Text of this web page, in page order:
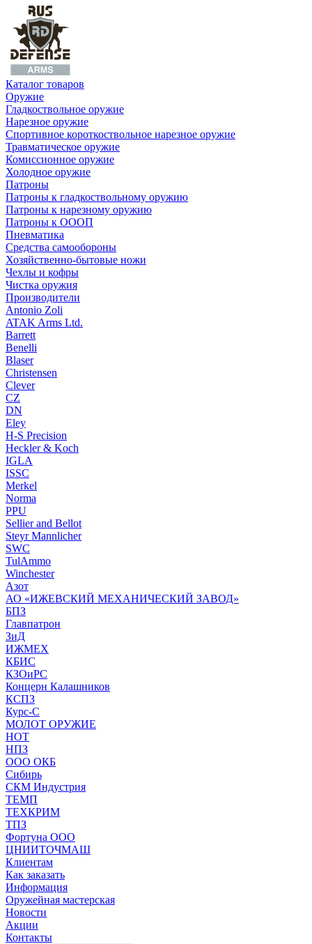
Каталог товаров
Оружие
Гладкоствольное оружие
Нарезное оружие
Спортивное короткоствольное нарезное оружие
Травматическое оружие
Комиссионное оружие
Холодное оружие
Патроны
Патроны к гладкоствольному оружию
Патроны к нарезному оружию
Патроны к ОООП
Пневматика
Средства самообороны
Хозяйственно-бытовые ножи
Чехлы и кофры
Чистка оружия
Производители
Antonio Zoli
ATAK Arms Ltd.
Barrett
Benelli
Blaser
Christensen
Clever
CZ
DN
Eley
H-S Precision
Heckler & Koch
IGLA
ISSC
Merkel
Norma
PPU
Sellier and Bellot
Steyr Mannlicher
SWC
TulAmmo
Winchester
Азот
АО «ИЖЕВСКИЙ МЕХАНИЧЕСКИЙ ЗАВОД»
БПЗ
Главпатрон
ЗиД
ИЖМЕХ
КБИС
КЗОиРС
Концерн Калашников
КСПЗ
Курс-С
МОЛОТ ОРУЖИЕ
НОТ
НПЗ
ООО ОКБ
Сибирь
СКМ Индустрия
ТЕМП
ТЕХКРИМ
ТПЗ
Фортуна ООО
ЦНИИТОЧМАШ
Клиентам
Как заказать
Информация
Оружейная мастерская
Новости
Акции
Контакты